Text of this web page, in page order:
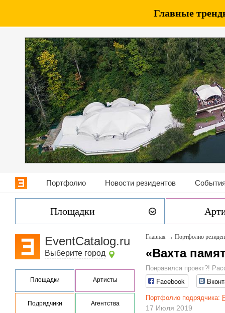
Главные
Портфолио Новости резидентов
Площадки
EventCatalog.ru
Выберите город
Площадки Артисты
Подрядчики Агентства
Главная → Портфолио
«Вахта
Понравился проект?!
Facebook
Портфолио подрядчика:
17 Июля 2019